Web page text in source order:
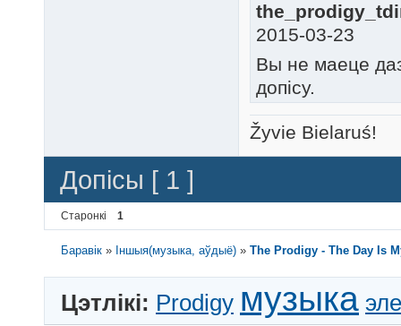
2015-03-23
Вы не маеце
допісу.
Žyvie Bielaruś!
Допісы [ 1 ]
Старонкі 1
Баравік » Іншыя(музыка, аўдыё) »The Prodigy - The Day Is
Цэтлікі: Prodigy музыка